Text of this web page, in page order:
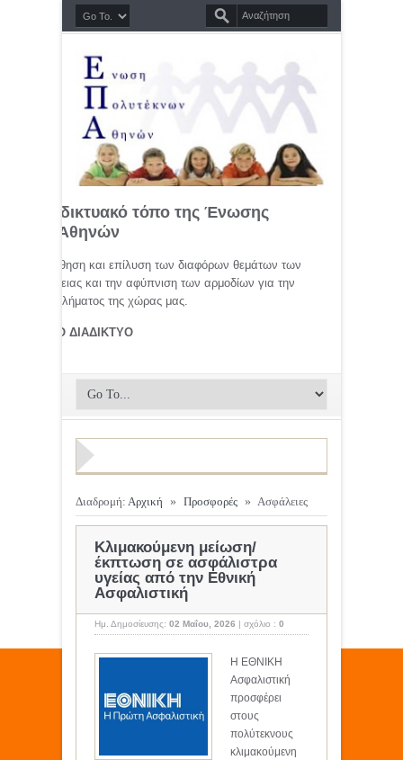
διαδικτυακό τόπο της Ένωσης
Αθηνών
προώθηση και επίλυση των διαφόρων θεμάτων των
οικογένειας και την αφύπνιση των αρμοδίων για την
προβλήματος της χώρας μας.
ΣΤΟ ΔΙΑΔΙΚΤΥΟ
Διαδρομή: Αρχική » Προσφορές » Ασφάλειες
Κλιμακούμενη μείωση/
έκπτωση σε ασφάλιστρα
υγείας από την Εθνική
Ασφαλιστική
Ημ. Δημοσίευσης: 02 Μαΐου, 2026 | σχόλιο : 0
Η ΕΘΝΙΚΗ
Ασφαλιστική
προσφέρει
στους
πολύτεκνους
κλιμακούμενη